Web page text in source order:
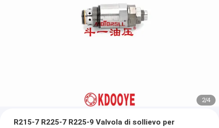
2/4
R215-7 R225-7 R225-9 Valvola di sollievo per